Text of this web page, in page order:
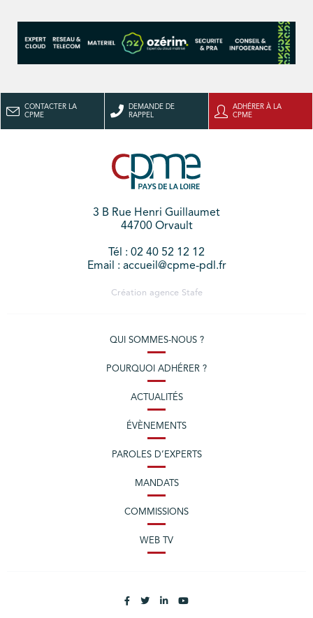
CONTACTER LA
CPME
DEMANDE DE
RAPPEL
ADHÉRER À LA
CPME
3 B Rue Henri Guillaumet
44700 Orvault
Tél : 02 40 52 12 12
Email : accueil@cpme-pdl.fr
Création agence Stafe
QUI SOMMES-NOUS ?
POURQUOI ADHÉRER ?
ACTUALITÉS
ÉVÈNEMENTS
PAROLES D’EXPERTS
MANDATS
COMMISSIONS
WEB TV